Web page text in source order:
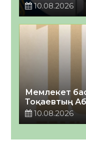
10.08.2026
Мемлекет
Тоқаевтың
10.08.2026